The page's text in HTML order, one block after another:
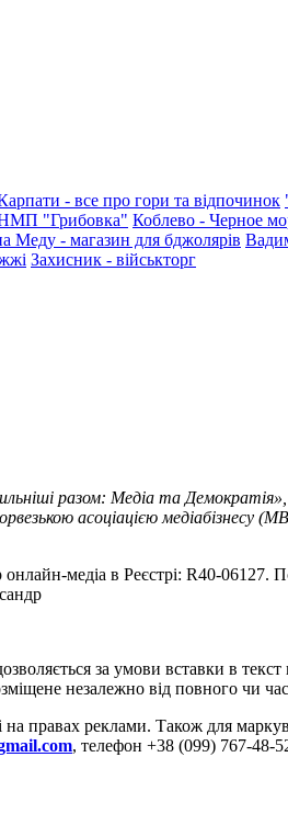
- все про гори та відпочинок
"Грибовка" Коблево - Черное
Меду - магазин для бджолярів
Захисник - військторг
разом: Медіа та
асоціацією медіабізнесу
медіа в Реєстрі: R40-
за умови вставки в
незалежно від повного чи
правах реклами. Також для
, телефон +38 (099) 767-48-